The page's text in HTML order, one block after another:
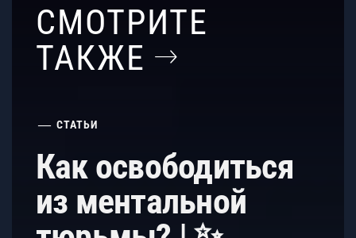
СМОТРИТЕ
ТАКЖЕ
СТАТЬИ
Как освободиться
из ментальной